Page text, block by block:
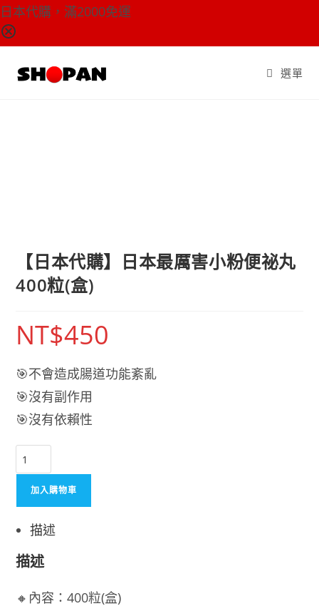
日本代購，滿2000免運
選單
【日本代購】日本最厲害小粉便祕丸
400粒(盒)
NT$450
🎯不會造成腸道功能紊亂
🎯沒有副作用
🎯沒有依賴性
【日
本
購】
最
害
加入購物車
描述
描述
🔸內容：400粒(盒)